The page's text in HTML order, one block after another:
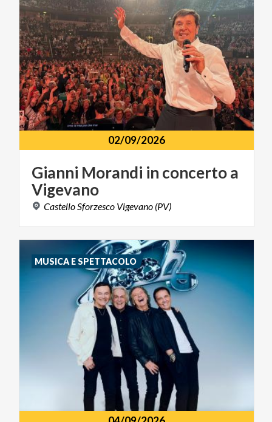
02/09/2026
Gianni Morandi in concertoa
Vigevano
Castello Sforzesco Vigevano (PV)
MUSICA E SPETTACOLO